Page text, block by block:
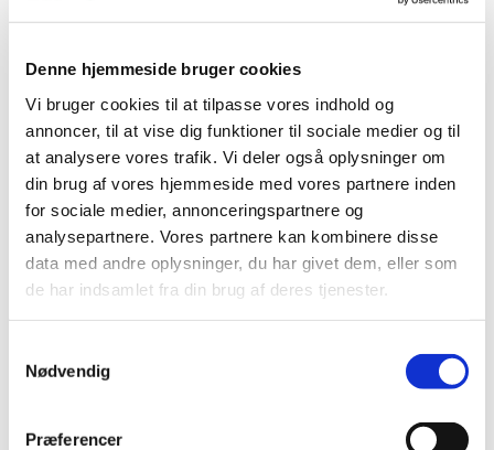
Denne hjemmeside bruger cookies
Vi bruger cookies til at tilpasse vores indhold og
annoncer, til at vise dig funktioner til sociale medier og til
at analysere vores trafik. Vi deler også oplysninger om
din brug af vores hjemmeside med vores partnere inden
for sociale medier, annonceringspartnere og
analysepartnere. Vores partnere kan kombinere disse
data med andre oplysninger, du har givet dem, eller som
de har indsamlet fra din brug af deres tjenester.
Nødvendig
Præferencer
På lager
Matz kattemåtte – 50 x 40 cm | Flamingo